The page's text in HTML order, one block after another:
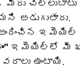
చెల్లుబాటు
అడుగుతారు.
ఇమెయిల్
ఇమెయిల్‌లో మీ
ఉంటాయి.